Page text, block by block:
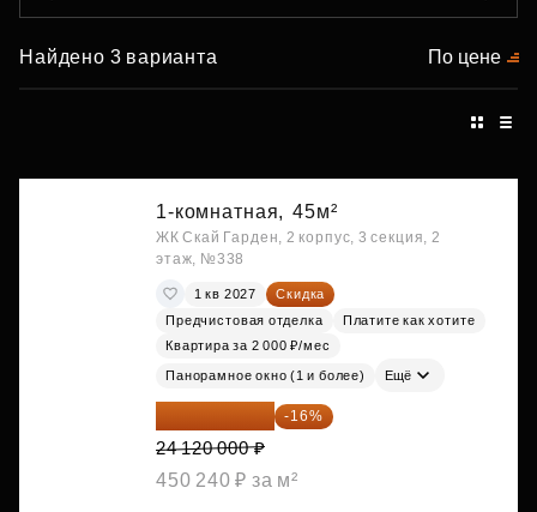
Найдено 3 варианта По цене
1-комнатная, 45м²
ЖК Скай Гарден, 2 корпус, 3 секция, 2
этаж, №338
1 кв 2027
Скидка
Предчистовая отделка
Платите как хотите
Квартира за 2 000 ₽/мес
Панорамное окно (1 и более) Ещё
20 260 800 ₽ -16%
24 120 000 ₽
450 240 ₽ за м²